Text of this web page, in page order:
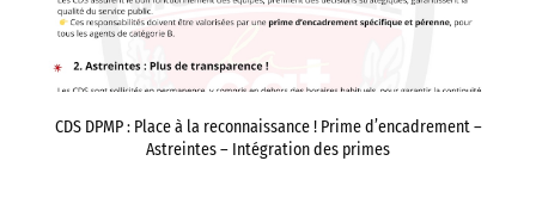
CDS DPMP : Place à la reconnaissance ! Prime d’encadrement –
Astreintes – Intégration des primes